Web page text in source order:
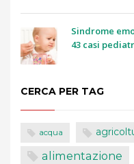
Sindrome
43 casi
CERCA PER TAG
acqua
alimentazione